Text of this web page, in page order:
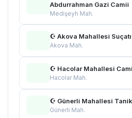
Abdurrahman Gazi Camii
Medişeyh Mah.
☪ Akova Mahallesi
Akova Mah.
☪ Hacolar Mahallesi
Hacolar Mah.
☪ Günerli Mahallesi
Günerli Mah.